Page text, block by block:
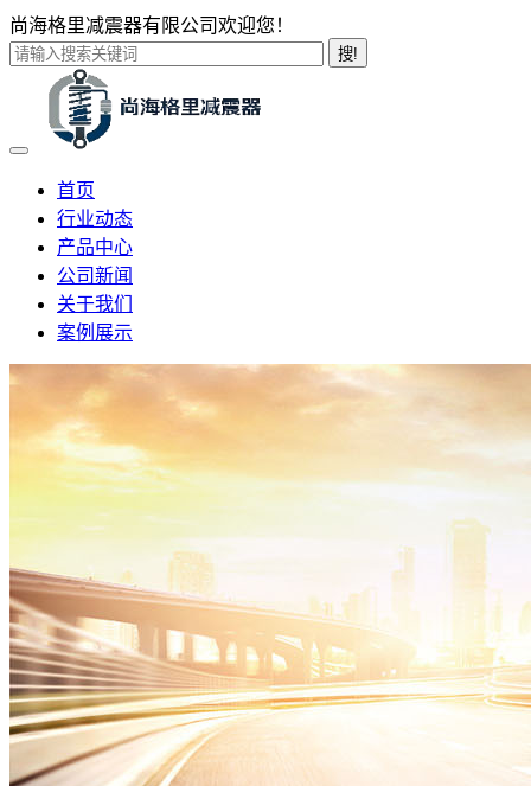
尚海格里减震器有限公司欢迎您！
搜!
首页
行业动态
产品中心
公司新闻
关于我们
案例展示